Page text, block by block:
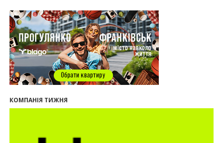
Панчишин про спадщину, забудову та
майбутнє міста
29.07.2026
13:31
Спадщина не на часі. Чи продовжує Франківськ
втрачати пам’ятки?
12:26
В Івано-Франківську розпочали будівництво
нового житлового масиву «Надрічний»
фахівців ринку нерухомості та девелоперів
для Івано-Франківська
КОМПАНІЯ ТИЖНЯ